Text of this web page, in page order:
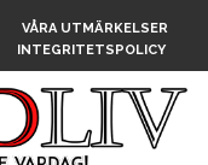
VÅRA UTMÄRKELSER
INTEGRITETSPOLICY